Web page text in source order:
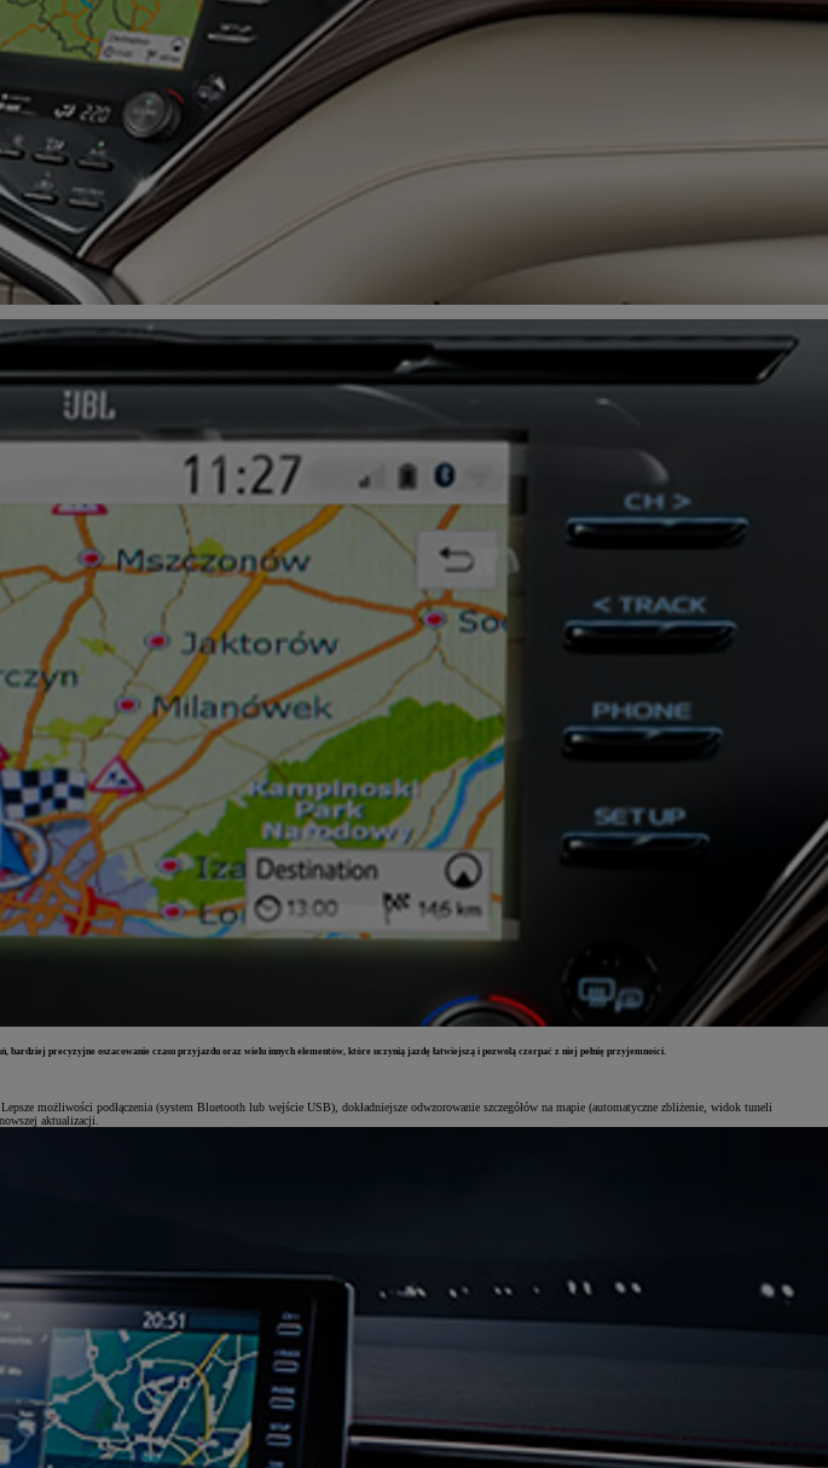
precyzyjne oszacowanie czasu przyjazdu oraz wielu innych elementów, które uczynią jazdę łatwiejszą i pozwolą czerpać z niej pełnię przyjemności.
możliwości podłączenia (system Bluetooth lub wejście USB), dokładniejsze odwzorowanie szczegółów na mapie (automatyczne zbliżenie, widok tuneli
aktualizacji.